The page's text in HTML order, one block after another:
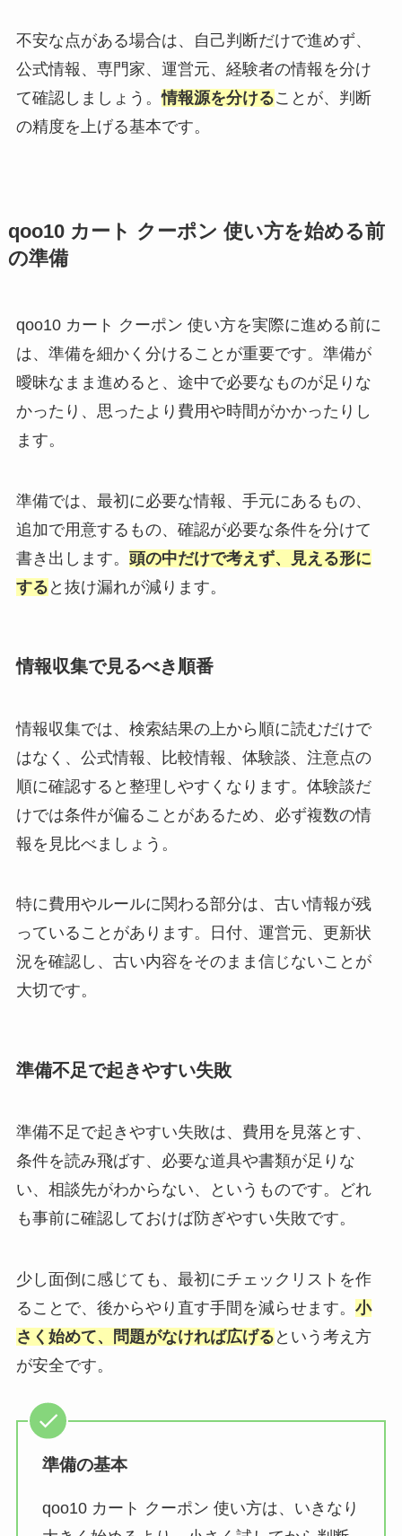
不安な点がある場合は、自己判断だけで進めず、
公式情報、専門家、運営元、経験者の情報を分け
て確認しましょう。情報源を分けることが、判断
の精度を上げる基本です。
qoo10 カート クーポン 使い方を始める前
の準備
qoo10 カート クーポン 使い方を実際に進める前に
は、準備を細かく分けることが重要です。準備が
曖昧なまま進めると、途中で必要なものが足りな
かったり、思ったより費用や時間がかかったりし
ます。
準備では、最初に必要な情報、手元にあるもの、
追加で用意するもの、確認が必要な条件を分けて
書き出します。 頭の中だけで考えず、見える形に
する と抜け漏れが減ります。
情報収集で見るべき順番
情報収集では、検索結果の上から順に読むだけで
はなく、公式情報、比較情報、体験談、注意点の
順に確認すると整理しやすくなります。体験談だ
けでは条件が偏ることがあるため、必ず複数の情
報を見比べましょう。
特に費用やルールに関わる部分は、古い情報が残
っていることがあります。日付、運営元、更新状
況を確認し、古い内容をそのまま信じないことが
大切です。
準備不足で起きやすい失敗
準備不足で起きやすい失敗は、費用を見落とす、
条件を読み飛ばす、必要な道具や書類が足りな
い、相談先がわからない、というものです。どれ
も事前に確認しておけば防ぎやすい失敗です。
少し面倒に感じても、最初にチェックリストを作
ることで、後からやり直す手間を減らせます。 小
さく始めて、問題がなければ広げる という考え方
が安全です。
準備の基本
qoo10 カート クーポン 使い方は、いきなり